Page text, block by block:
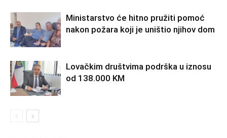
Ministarstvo će hitno pružiti pomoć
nakon požara koji je uništio njihov dom
Lovačkim društvima podrška u iznosu
od 138.000 KM